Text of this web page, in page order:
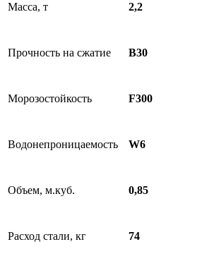
Масса, т 2,2
Прочность на сжатие B30
Морозостойкость F300
Водонепроницаемость W6
Объем, м.куб. 0,85
Расход стали, кг 74